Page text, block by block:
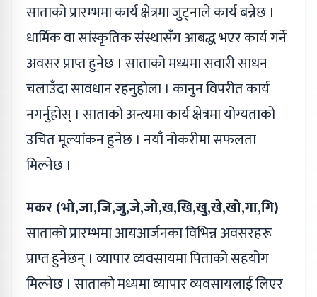
साताको प्रारम्भमा कार्य क्षेत्रमा जुट्नाले कार्य बन्नेछ ।
धार्मिक वा सांस्कृतिक संस्थासँग आबद्ध भएर कार्य गर्ने
अवसर प्राप्त हुनेछ । साताको मध्यमा सवारी साधन
चलाउँदा सावधान रहनुहोला । कानुन विपरीत कार्य
नगर्नुहोस् । साताको अन्त्यमा कार्य क्षेत्रमा योग्यताको
उचित मूल्यांकन हुनेछ । नयाँ नोकरीमा सफलता
मिल्नेछ ।
मकर (भो,जा,जि,जु,जे,जो,ख,खि,खु,खे,खो,गा,गि)
साताको प्रारम्भमा आयआर्जनका विभिन्न अवसरहरू
प्राप्त हुनेछन् । व्यापार व्यवसायमा पिताको सहयोग
मिल्नेछ । साताको मध्यमा व्यापार व्यवसायलाई लिएर